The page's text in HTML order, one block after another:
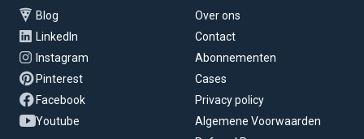
Blog
LinkedIn
Instagram
Pinterest
Facebook
Youtube
Over ons
Contact
Abonnementen
Cases
Privacy policy
Algemene Voorwaarden